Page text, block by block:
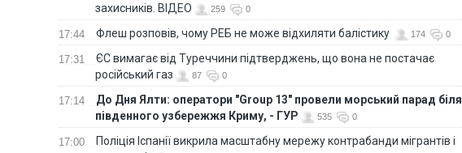
захисників. ВІДЕО
259 0
17:44 Флеш розповів, чому РЕБ не може відхиляти балістику 174 0
17:31
ЄС вимагає від Туреччини підтверджень, що вона не постачає
російський газ
87 0
17:14
До Дня Ялти: оператори "Group 13" провели морський парад біля
південного узбережжя Криму, - ГУР
535 0
17:00
Поліція Іспанії викрила масштабну мережу контрабанди мігрантів і